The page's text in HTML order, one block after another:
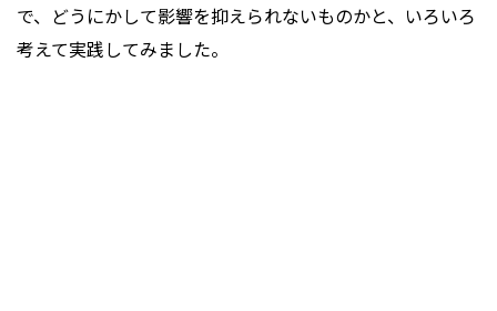
で、どうにかして影響を抑えられないものかと、いろいろ
考えて実践してみました。